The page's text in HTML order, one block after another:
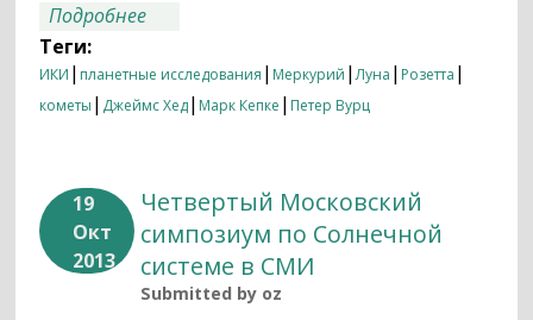
Подробнее
Теги:
ИКИ | планетные исследования | Меркурий |Луна | Розетта |
кометы | Джеймс Хед| Марк Кепке | Петер Вурц
19
Окт
2013
Четвертый Московский
симпозиум по Солнечной
системе в СМИ
Submitted by oz